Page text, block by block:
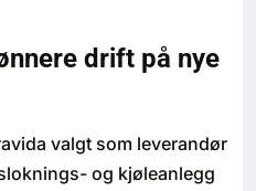
drift på nye
valgt som leverandør
og kjøleanlegg